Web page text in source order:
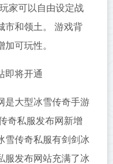
家可以自由设定战
市和领土。 游戏背
可玩性。
即将开通
是大型冰雪传奇手游
奇私服发布网新增
雪传奇私服有剑剑冰
服发布网站充满了冰